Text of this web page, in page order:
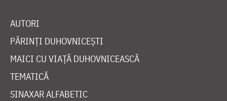
AUTORI
PĂRINȚI DUHOVNICEȘTI
MAICI CU VIAȚĂ DUHOVNICEASCĂ
TEMATICĂ
SINAXAR ALFABETIC